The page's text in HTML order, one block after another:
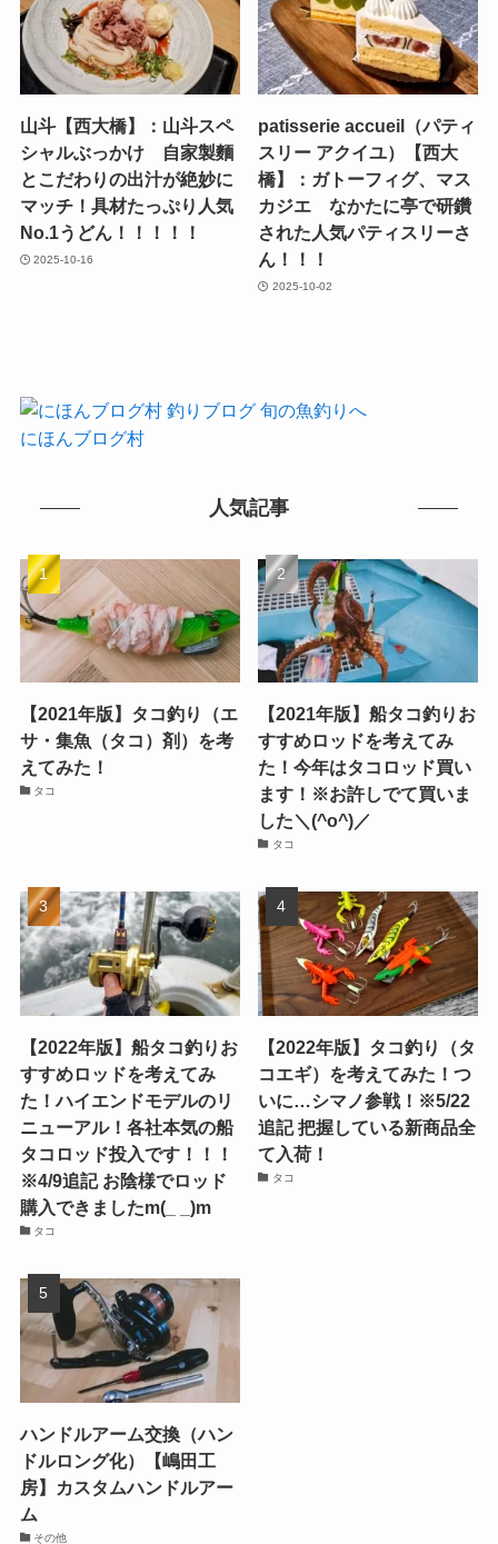
山斗【西大橋】：山斗スペ
シャルぶっかけ 自家製麵
とこだわりの出汁が絶妙に
マッチ！具材たっぷり人気
No.1うどん！！！！！
2025-10-16
patisserie accueil（パティ
スリー アクイユ）【西大
橋】：ガトーフィグ、マス
カジエ なかたに亭で研鑽
された人気パティスリーさ
ん！！！
2025-10-02
にほんブログ村
人気記事
【2021年版】タコ釣り（エ
サ・集魚（タコ）剤）を考
えてみた！
タコ
【2021年版】船タコ釣りお
すすめロッドを考えてみ
た！今年はタコロッド買い
ます！※お許しでて買いま
した＼(^o^)／
タコ
【2022年版】船タコ釣りお
すすめロッドを考えてみ
た！ハイエンドモデルのリ
ニューアル！各社本気の船
タコロッド投入です！！！
※4/9追記 お陰様でロッド
購入できましたm(_ _)m
タコ
【2022年版】タコ釣り（タ
コエギ）を考えてみた！つ
いに…シマノ参戦！※5/22
追記 把握している新商品全
て入荷！
タコ
ハンドルアーム交換（ハン
ドルロング化）【嶋田工
房】カスタムハンドルアー
ム
その他